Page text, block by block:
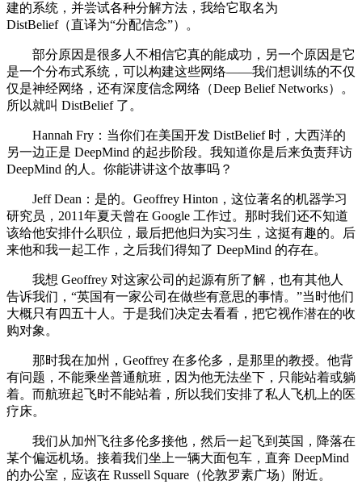
建的系统，并尝试各种分解方法，我给它取名为
DistBelief（直译为“分配信念”）。
部分原因是很多人不相信它真的能成功，另一个原因是它
是一个分布式系统，可以构建这些网络——我们想训练的不仅
仅是神经网络，还有深度信念网络（Deep Belief Networks）。
所以就叫 DistBelief 了。
Hannah Fry：当你们在美国开发 DistBelief 时，大西洋的
另一边正是 DeepMind 的起步阶段。我知道你是后来负责拜访
DeepMind 的人。你能讲讲这个故事吗？
Jeff Dean：是的。Geoffrey Hinton，这位著名的机器学习
研究员，2011年夏天曾在 Google 工作过。那时我们还不知道
该给他安排什么职位，最后把他归为实习生，这挺有趣的。后
来他和我一起工作，之后我们得知了 DeepMind 的存在。
我想 Geoffrey 对这家公司的起源有所了解，也有其他人
告诉我们，“英国有一家公司在做些有意思的事情。”当时他们
大概只有四五十人。于是我们决定去看看，把它视作潜在的收
购对象。
那时我在加州，Geoffrey 在多伦多，是那里的教授。他背
有问题，不能乘坐普通航班，因为他无法坐下，只能站着或躺
着。而航班起飞时不能站着，所以我们安排了私人飞机上的医
疗床。
我们从加州飞往多伦多接他，然后一起飞到英国，降落在
某个偏远机场。接着我们坐上一辆大面包车，直奔 DeepMind
的办公室，应该在 Russell Square（伦敦罗素广场）附近。